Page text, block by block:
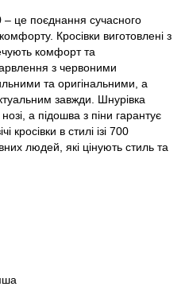
– це поєднання сучасного
Кросівки виготовлені з
комфорт та
з червоними
та оригінальними, а
завжди. Шнурівка
а підошва з піни гарантує
кросівки в стилі ізі 700
людей, які цінують стиль та